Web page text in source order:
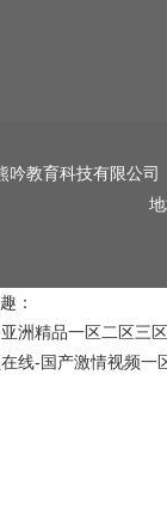
吟教育科技有限
：
洲精品一区二区
线-国产激情视频一